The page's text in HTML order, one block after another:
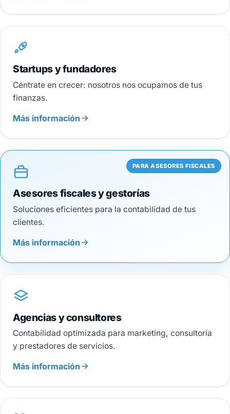
Startups y fundadores
Céntrate en crecer: nosotros nos ocupamos de tus
finanzas.
Más información
PARA ASESORES FISCALES
Asesores fiscales y gestorías
Soluciones eficientes para la contabilidad de tus
clientes.
Más información
Agencias y consultores
Contabilidad optimizada para marketing, consultoría
y prestadores de servicios.
Más información